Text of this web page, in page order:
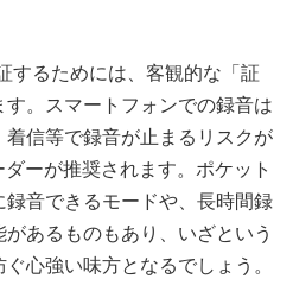
するためには、客観的な「証
。スマートフォンでの録音は
信等で録音が止まるリスクが
ーが推奨されます。ポケット
音できるモードや、長時間録
あるものもあり、いざという
心強い味方となるでしょう。